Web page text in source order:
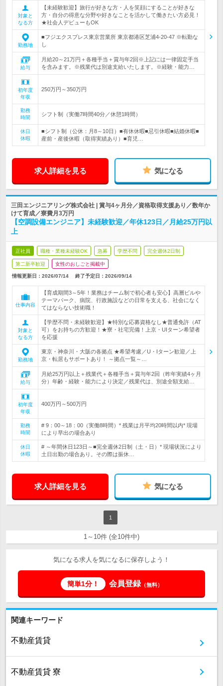
対象と
なる方
【未経験歓迎】旅行が好きな方・人を笑顔にすることが好きな
方・自分の得意な分野や好きなことを活かして働きたい方必見！
★社会人デビューもOK
勤務地
■フジエクスプレス東京営業所 東京都港区芝浦4-20-47 ※転勤な
し
給与
月給20～21万円＋各種手当＋賞与年2回※上記には一律固定手当
を含みます。※残業代は別途支給いたします。※経験・能力…
初年度
年収
250万円～350万円
勤務
時間
シフト制（実働7時間40分／休憩1時間）
休日
休暇
■シフト制（公休：月8～10日）■有休休暇■忌引休暇■結婚休暇■
産前・産後休暇（取得実績あり）■育児…
求人詳細を見る 気になる
三田エンジニアリング株式会社 | 賞与4ヶ月分／資格取得支援あり／数年か
けて育成／寮費月3万円
【空調設備エンジニア】未経験歓迎／年休123日／月給25万円以
上
正社員 職種・業種未経験OK 急募 学歴不問 完全週休2日制
第二新卒歓迎 女性のおしごと掲載中
情報更新日：2026/07/14 終了予定日： 2026/09/14
仕事内容
【育成期間3～5年！業務はチーム制で初心者も安心】高層ビルや
テーマパーク、病院、行政施設などの日常を支える、社会になく
てはならない技術職！
対象と
なる方
【学歴不問・未経験歓迎】★特別な応募資格なし★普通免許（AT
可）をお持ちの方歓迎！★寮・社宅完備！上京・UIターン希望者
を応援
勤務地
東京・神奈川・大阪の各拠点 ★希望考慮／U・Iターン歓迎／上
京・転居もサポートあり！ ～拠点一覧～…
給与
月給25万円以上＋残業代＋各種手当＋賞与年2回（昨年実績4ヶ月
分）年齢・経験・能力により決定／残業代は、別途全額支給…
初年度
年収
400万円～500万円
勤務
時間
# 9：00～18：00（実働8時間）* 残業は月平均20時間以内* 現場
により早出の場合あり
休日
休暇
# ～年間休日123日～■完全週休2日制（土・日）* 現場状況により
土日出勤の場合あり。その際は振休…
求人詳細を見る 気になる
1
1～10件 (全10件中)
気になる求人を気になるに保存しよう！
簡単1分！ 会員登録（無料）
関連キーワード
不動産賃貸
不動産賃貸 寮